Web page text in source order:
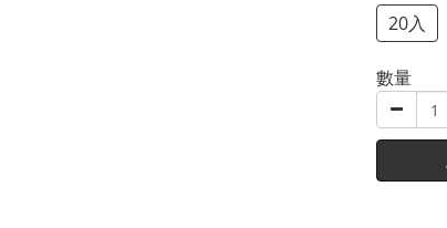
20入
數量